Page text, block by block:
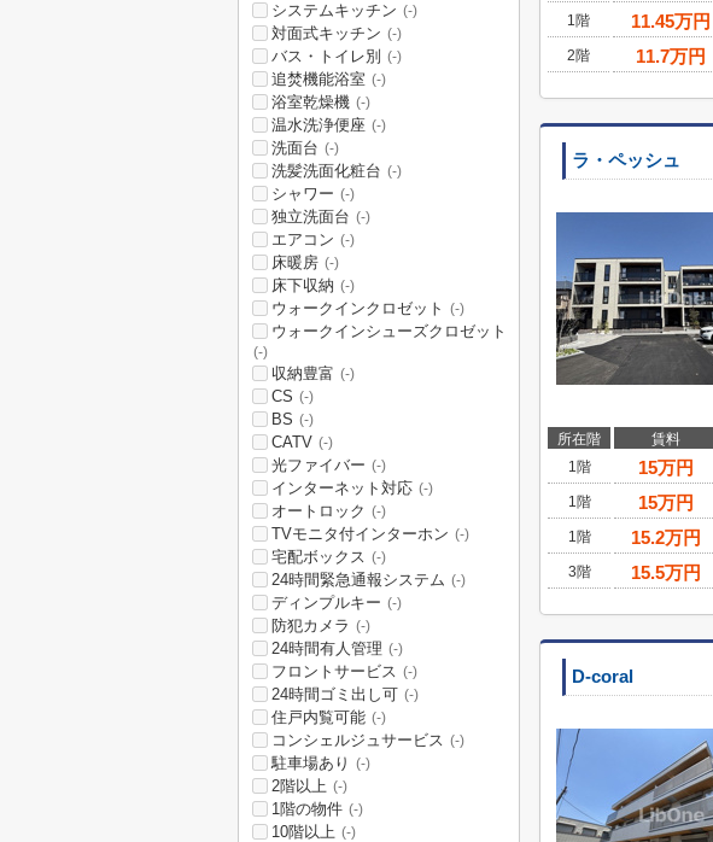
1階
11.45万円
2階
11.7万円
ラ・ペッシュ
所在階 賃料
1階
15万円
1階
15万円
1階
15.2万円
3階
15.5万円
D-coral
システムキッチン (-)
対面式キッチン (-)
バス・トイレ別 (-)
追焚機能浴室 (-)
浴室乾燥機 (-)
温水洗浄便座 (-)
洗面台 (-)
洗髪洗面化粧台 (-)
シャワー (-)
独立洗面台 (-)
エアコン (-)
床暖房 (-)
床下収納 (-)
ウォークインクロゼット (-)
ウォークインシューズクロゼット
(-)
収納豊富 (-)
CS (-)
BS (-)
CATV (-)
光ファイバー (-)
インターネット対応 (-)
オートロック (-)
TVモニタ付インターホン (-)
宅配ボックス (-)
24時間緊急通報システム (-)
ディンプルキー (-)
防犯カメラ (-)
24時間有人管理 (-)
フロントサービス (-)
24時間ゴミ出し可 (-)
住戸内覧可能 (-)
コンシェルジュサービス (-)
駐車場あり (-)
2階以上 (-)
1階の物件 (-)
10階以上 (-)